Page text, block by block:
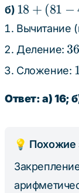
16
б) 18
+
-
45)
18 + (81 −
Вычитание
Деление: 36
9
=
4
36
Сложение:
Ответ: а) 16;
💡 Похожие